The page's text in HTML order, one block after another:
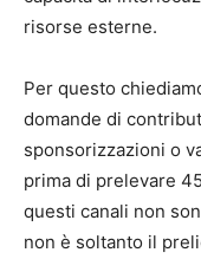
risorse esterne.
Per questo
domande di
sponsorizzazioni o
prima di prelevare
questi canali non
non è soltanto il